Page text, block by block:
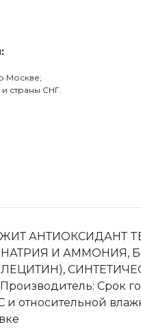
Москве;
страны СНГ.
АНТИОКСИДАНТ
И АММОНИЯ,
Срок
и относительной